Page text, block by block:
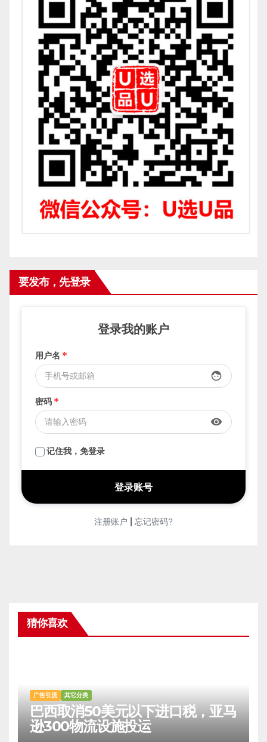
要发布，先登录
登录我的账户
用户名 *
face
密码 *
visibility
记住我，免登录
注册账户 忘记密码?
猜你喜欢
广告引流 其它分类
巴西取消50美元以下进口税，亚马
逊300物流设施投运